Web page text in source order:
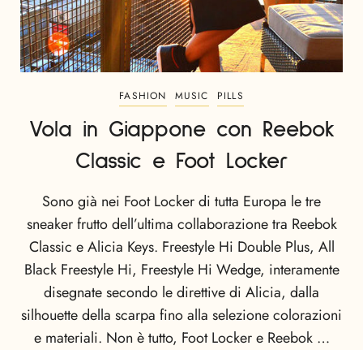
FASHION MUSIC PILLS
Vola in Giappone con Reebok
Classic e Foot Locker
Sono già nei Foot Locker di tutta Europa le tre
sneaker frutto dell’ultima collaborazione tra Reebok
Classic e Alicia Keys. Freestyle Hi Double Plus, All
Black Freestyle Hi, Freestyle Hi Wedge, interamente
disegnate secondo le direttive di Alicia, dalla
silhouette della scarpa fino alla selezione colorazioni
e materiali. Non è tutto, Foot Locker e Reebok …